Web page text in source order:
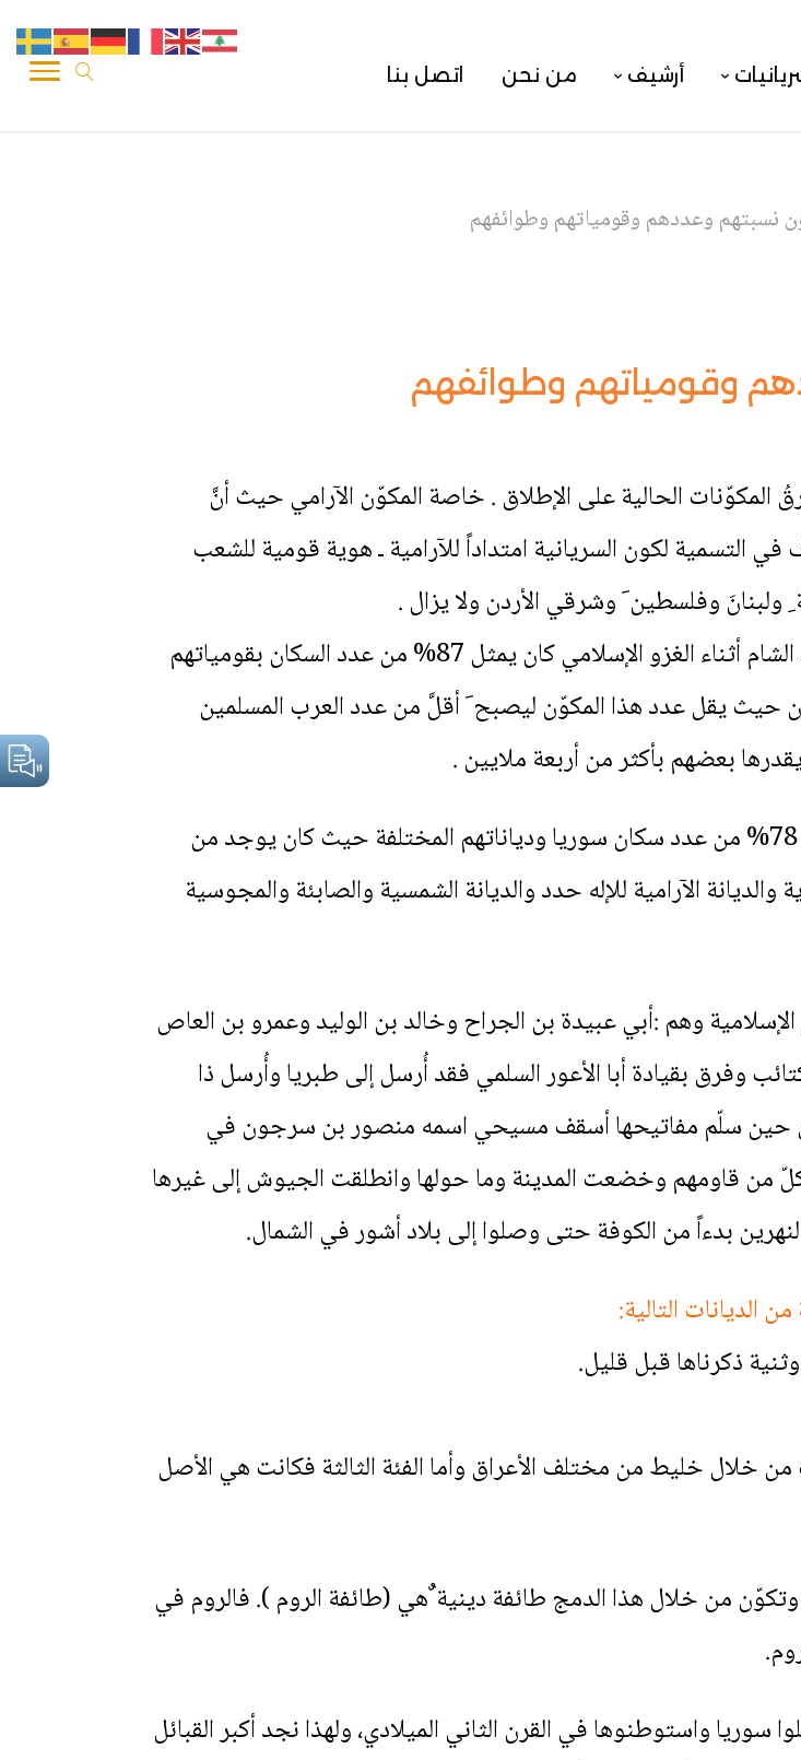
أرشيف من نحن اتصل بنا
نسبتهم وعددهم وقومياتهم وطوائفهم
وقومياتهم وطوائفهم
المكوّنات الحالية على الإطلاق . خاصة المكوّن الآرامي حيث أنَّ
التسمية لكون السريانية امتداداً للآرامية ـ هوية قومية للشعب
ولبنانَ وفلسطين َ وشرقي الأردن ولا يزال .
وتشير الإحصاءات بأنَّ عدد السريان كمكوّن قومي في بلاد الشام أثناء الغزو الإسلامي كان يمثل 87% من عدد السكان بقومياتهم
حيث يقل عدد هذا المكوّن ليصبح َ أقلَّ من عدد العرب المسلمين
بعضهم بأكثر من أربعة ملايين .
وأما نسبة المسيحيّة السوريّة أثناء َالغزو فكانت تتجاوز أل 78% من عدد سكان سوريا ودياناتهم المختلفة حيث كان يوجد من
الآرامية للإله حدد والديانة الشمسية والصابئة والمجوسية
وهم :أبي عبيدة بن الجراح وخالد بن الوليد وعمرو بن العاص
وفرق بقيادة أبا الأعور السلمي فقد أُرسل إلى طبريا وأُرسل ذا
حين سلّم مفاتيحها أسقف مسيحي اسمه منصور بن سرجون في
المسلمون وقتلوا كلّ من قاومهم وخضعت المدينة وما حولها وانطلقت الجيوش إلى غيرها
بدءاً من الكوفة حتى وصلوا إلى بلاد أشور في الشمال.
الديانات التالية:
ذكرناها قبل قليل.
من خلال خليط من مختلف الأعراق وأما الفئة الثالثة فكانت هي الأصل
وتكوّن من خلال هذا الدمج طائفة دينية ٌهي (طائفة الروم ). فالروم في
سوريا واستوطنوها في القرن الثاني الميلادي، ولهذا نجد أكبر القبائل